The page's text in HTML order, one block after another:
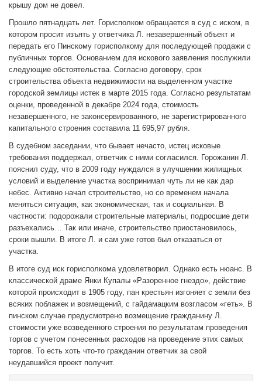
крышу дом не довел.
Прошло пятнадцать лет. Горисполком обращается в суд с иском, в
котором просит изъять у ответчика Л. незавершенный объект и
передать его Пинскому горисполкому для последующей продажи с
публичных торгов. Основанием для искового заявления послужили
следующие обстоятельства. Согласно договору, срок
строительства объекта недвижимости на выделенном участке
городской землицы истек в марте 2015 года. Согласно результатам
оценки, проведенной в декабре 2024 года, стоимость
незавершенного, не законсервированного, не зарегистрированного
капитального строения составила 11 695,97 рубля.
В судебном заседании, что бывает нечасто, истец исковые
требования поддержал, ответчик с ними согласился. Горожанин Л.
пояснил суду, что в 2009 году нуждался в улучшении жилищных
условий и выделение участка воспринимал чуть ли не как дар
небес. Активно начал строительство, но со временем начала
меняться ситуация, как экономическая, так и социальная. В
частности: подорожали строительные материалы, подросшие дети
разъехались… Так или иначе, строительство приостановилось,
сроки вышли. В итоге Л. и сам уже готов был отказаться от
участка.
В итоге суд иск горисполкома удовлетворил. Однако есть нюанс. В
классической драме Янки Купалы «Разоренное гнездо», действие
которой происходит в 1905 году, пан крестьян изгоняет с земли без
всяких поблажек и возмещений, с гайдамацким возгласом «геть». В
пинском случае предусмотрено возмещение гражданину Л.
стоимости уже возведенного строения по результатам проведения
торгов с учетом понесенных расходов на проведение этих самых
торгов. То есть хоть что-то гражданин ответчик за свой
неудавшийся проект получит.